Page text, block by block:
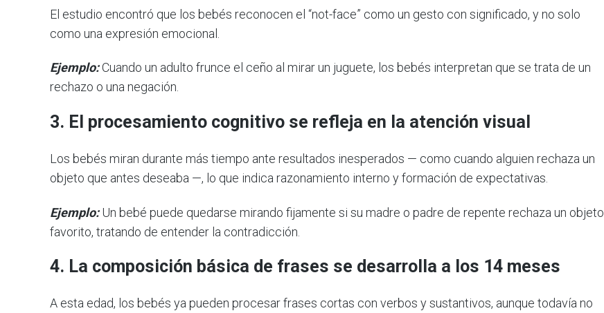
El estudio encontró que los bebés reconocen el “not-face” como un gesto con significado, y no solo
como una expresión emocional.
Ejemplo:Cuando un adulto frunce el ceño al mirar un juguete, los bebés interpretan que se trata de un
rechazo o una negación.
3. El procesamiento cognitivo se refleja en la atención visual
Los bebés miran durante más tiempo ante resultados inesperados — como cuando alguien rechaza un
objeto que antes deseaba —, lo que indica razonamiento interno y formación de expectativas.
Ejemplo:Un bebé puede quedarse mirando fijamente si su madre o padre de repente rechaza un objeto
favorito, tratando de entender la contradicción.
4. La composición básica de frases se desarrolla a los 14 meses
A esta edad, los bebés ya pueden procesar frases cortas con verbos y sustantivos, aunque todavía no